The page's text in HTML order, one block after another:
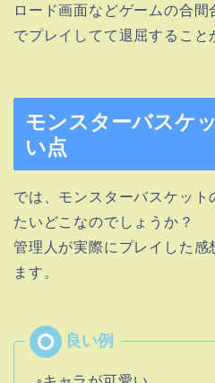
ロード画面などゲームの合
でプレイしてて退屈すること
モンスターバスケ
い点
では、モンスターバスケット
たいどこなのでしょうか？
管理人が実際にプレイした感
ます。